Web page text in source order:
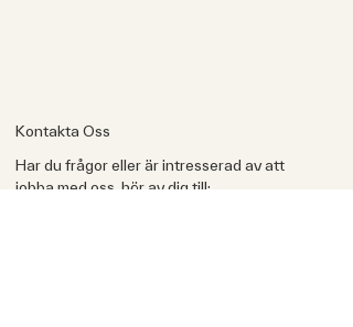
Kontakta Oss
Har du frågor eller är intresserad av att
jobba med oss, hör av dig till: